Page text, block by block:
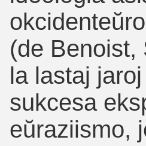
(de Benoist,
la lastaj
sukcesa
eŭraziismo,